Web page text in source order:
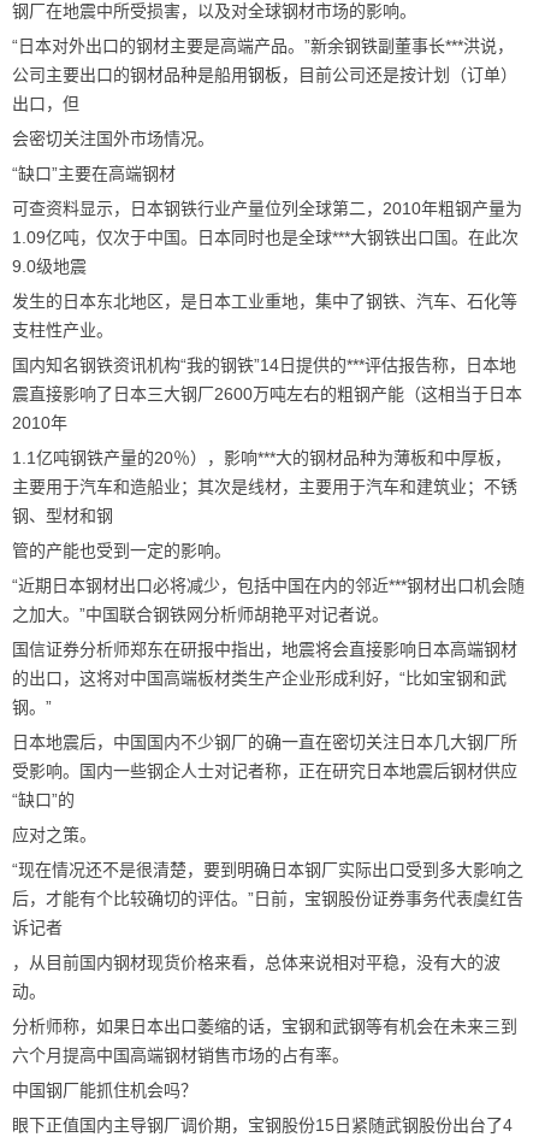
钢厂在地震中所受损害，以及对全球钢材市场的影响。
“日本对外出口的钢材主要是高端产品。”新余钢铁副董事长***洪说，
公司主要出口的钢材品种是船用钢板，目前公司还是按计划（订单）
出口，但
会密切关注国外市场情况。
“缺口”主要在高端钢材
可查资料显示，日本钢铁行业产量位列全球第二，2010年粗钢产量为
1.09亿吨，仅次于中国。日本同时也是全球***大钢铁出口国。在此次
9.0级地震
发生的日本东北地区，是日本工业重地，集中了钢铁、汽车、石化等
支柱性产业。
国内知名钢铁资讯机构“我的钢铁”14日提供的***评估报告称，日本地
震直接影响了日本三大钢厂2600万吨左右的粗钢产能（这相当于日本
2010年
1.1亿吨钢铁产量的20％），影响***大的钢材品种为薄板和中厚板，
主要用于汽车和造船业；其次是线材，主要用于汽车和建筑业；不锈
钢、型材和钢
管的产能也受到一定的影响。
“近期日本钢材出口必将减少，包括中国在内的邻近***钢材出口机会随
之加大。”中国联合钢铁网分析师胡艳平对记者说。
国信证券分析师郑东在研报中指出，地震将会直接影响日本高端钢材
的出口，这将对中国高端板材类生产企业形成利好，“比如宝钢和武
钢。”
日本地震后，中国国内不少钢厂的确一直在密切关注日本几大钢厂所
受影响。国内一些钢企人士对记者称，正在研究日本地震后钢材供应
“缺口”的
应对之策。
“现在情况还不是很清楚，要到明确日本钢厂实际出口受到多大影响之
后，才能有个比较确切的评估。”日前，宝钢股份证券事务代表虞红告
诉记者
，从目前国内钢材现货价格来看，总体来说相对平稳，没有大的波
动。
分析师称，如果日本出口萎缩的话，宝钢和武钢等有机会在未来三到
六个月提高中国高端钢材销售市场的占有率。
中国钢厂能抓住机会吗？
眼下正值国内主导钢厂调价期，宝钢股份15日紧随武钢股份出台了4